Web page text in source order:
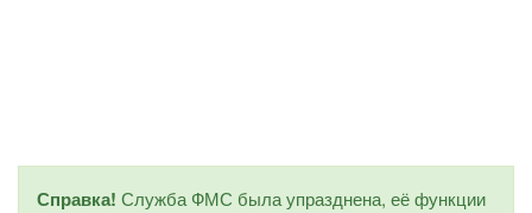
Справка! Служба ФМС была упразднена, её функции